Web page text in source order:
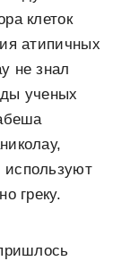
клеток
атипичных
не знал
ученых
используют
греку.